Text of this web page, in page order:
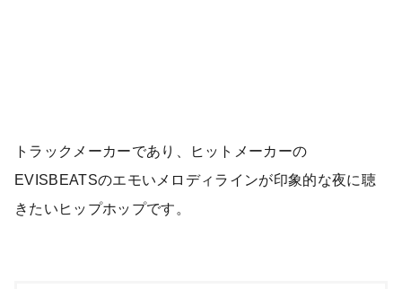
トラックメーカーであり、ヒットメーカーの
EVISBEATSのエモいメロディラインが印象的な夜に聴
きたいヒップホップです。